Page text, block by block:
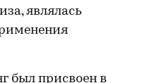
являлась
был присвоен в